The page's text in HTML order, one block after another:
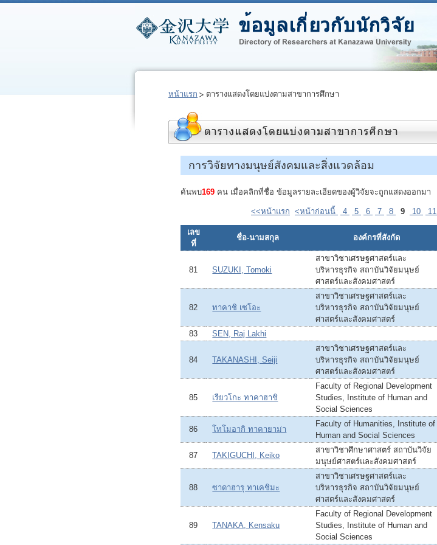
หน้าแรก ตารางแสดงโดยแบ่งตามสาขาการศึกษา
การวิจัยทางมนุษย์สังคมและสิ่งแวดล้อม
ค้นพบ169 คน เมื่อคลิกที่ชื่อ ข้อมูลรายละเอียดของผู้วิจัยจะถูกแสดงออกมา
<<หน้าแรก <หน้าก่อนนี้ 4 5 6 7 8 9 10 11
เลข
ที่
ชื่อ-นามสกุล องค์กรที่สังกัด
81 SUZUKI, Tomoki
สาขาวิชาเศรษฐศาสตร์และ
บริหารธุรกิจ สถาบันวิจัยมนุษย์
ศาสตร์และสังคมศาสตร์
82 ทาคาชิ เซโอะ
สาขาวิชาเศรษฐศาสตร์และ
บริหารธุรกิจ สถาบันวิจัยมนุษย์
ศาสตร์และสังคมศาสตร์
83 SEN, Raj Lakhi
84 TAKANASHI, Seiji
สาขาวิชาเศรษฐศาสตร์และ
บริหารธุรกิจ สถาบันวิจัยมนุษย์
ศาสตร์และสังคมศาสตร์
85 เรียวโกะ ทาคาฮาชิ
Faculty of Regional Development
Studies, Institute of Human and
Social Sciences
86 โทโมอากิ ทาคายาม่า
Faculty of Humanities, Institute of
Human and Social Sciences
87 TAKIGUCHI, Keiko
สาขาวิชาศึกษาศาสตร์ สถาบันวิจัย
มนุษย์ศาสตร์และสังคมศาสตร์
88 ซาดาฮารุ ทาเคชิมะ
สาขาวิชาเศรษฐศาสตร์และ
บริหารธุรกิจ สถาบันวิจัยมนุษย์
ศาสตร์และสังคมศาสตร์
89 TANAKA, Kensaku
Faculty of Regional Development
Studies, Institute of Human and
Social Sciences